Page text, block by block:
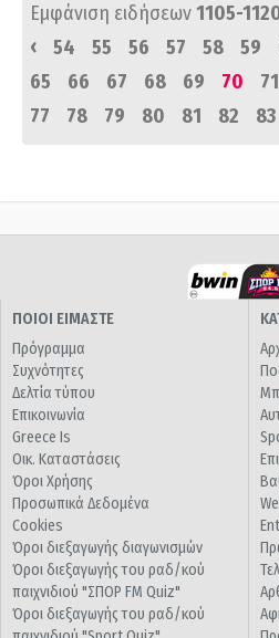
Εμφάνιση ειδήσεων1105-
‹
54 55 56 57 58 59
65
66 67 68 69 70 71
77
78 79 80 81 82 83
ΠΟΙΟΙ ΕΙΜΑΣΤΕ
Πρόγραμμα
Συχνότητες
Δελτία τύπου
Επικοινωνία
Greece Is
Οικ. Καταστάσεις
Όροι Χρήσης
Προσωπικά Δεδομένα
Cookies
Όροι διεξαγωγής διαγωνισμών
Όροι διεξαγωγής του ραδ/κού
παιχνιδιού "ΣΠΟΡ FM Quiz"
Όροι διεξαγωγής του ραδ/κού